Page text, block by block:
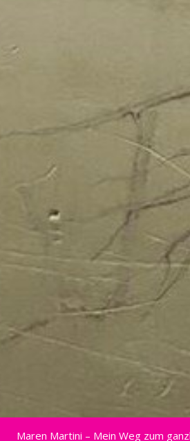
Maren Martini – Mein Weg zum